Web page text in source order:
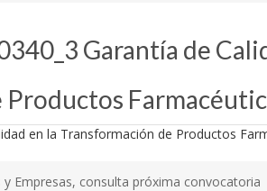
Garantía de
y Empresas, consulta próxima convocatoria